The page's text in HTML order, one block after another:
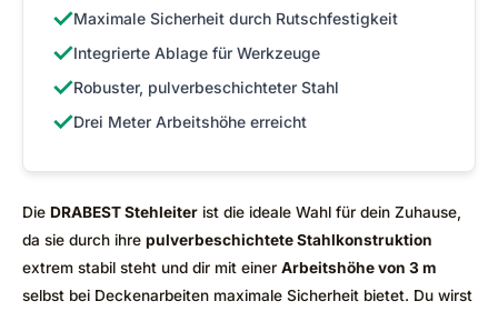
✓Maximale Sicherheit durch Rutschfestigkeit
✓Integrierte Ablage für Werkzeuge
✓Robuster, pulverbeschichteter Stahl
✓Drei Meter Arbeitshöhe erreicht
Die DRABEST Stehleiter ist die ideale Wahl für dein Zuhause,
da sie durch ihre pulverbeschichtete Stahlkonstruktion
extrem stabil steht und dir mit einer Arbeitshöhe von 3 m
selbst bei Deckenarbeiten maximale Sicherheit bietet. Du wirst